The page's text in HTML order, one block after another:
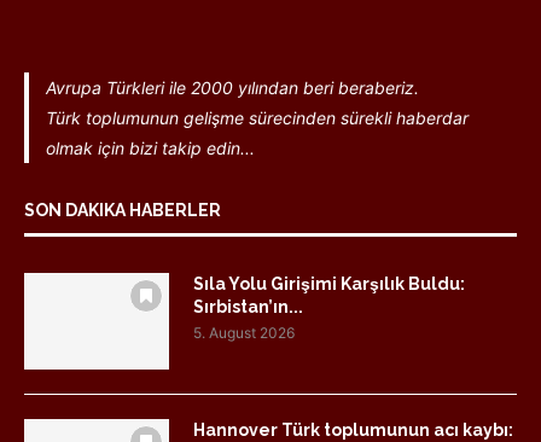
Avrupa Türkleri ile 2000 yılından beri beraberiz.
Türk toplumunun gelişme sürecinden sürekli haberdar
olmak için bizi takip edin...
SON DAKIKA HABERLER
Sıla Yolu Girişimi Karşılık Buldu:
Sırbistan’ın...
5. August 2026
Hannover Türk toplumunun acı kaybı: